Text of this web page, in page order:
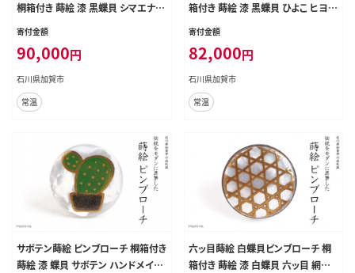
桐箱付き 蒔絵 漆 黒蝶貝 シマエナガ
ハンドメイド ピンブローチ アクセサ
リー ギフト 伝統工芸 工芸品 国産 日
本製 復興 震災 コロナ 能登半島地
震復興支援 北陸新幹線 F6P-1555
寄付金額
90,000円
石川県加賀市
常温
箱付き 蒔絵 漆 黒蝶貝 ひよこ ヒヨコ
ハンドメイド ピンブローチ アクセサ
リー ギフト 伝統工芸 工芸品 国産 日
本製 復興 震災 コロナ 能登半島地
震復興支援 北陸新幹線 F6P-1562
寄付金額
82,000円
石川県加賀市
常温
サボテン蒔絵 ピンブローチ 桐箱付き
蒔絵 漆 蝶貝 サボテン ハンドメイド
六ッ目蒔絵 白蝶貝ピンブローチ 桐
箱付き 蒔絵 漆 白蝶貝 六ッ目 網目